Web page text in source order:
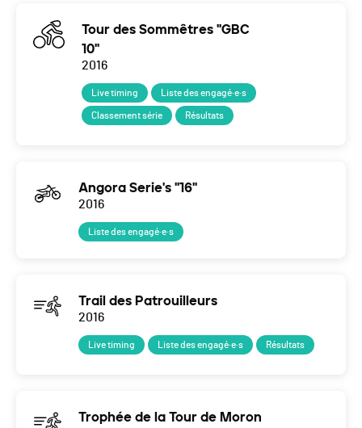
Tour des Sommêtres "GBC
10"
2016
Live timing Liste des engagé·e·s
Classement série Résultats
Angora Serie's "16"
2016
Liste des engagé·e·s
Trail des Patrouilleurs
2016
Live timing Liste des engagé·e·s Résultats
Trophée de la Tour de Moron